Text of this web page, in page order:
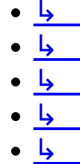
↳
↳
↳
↳
↳